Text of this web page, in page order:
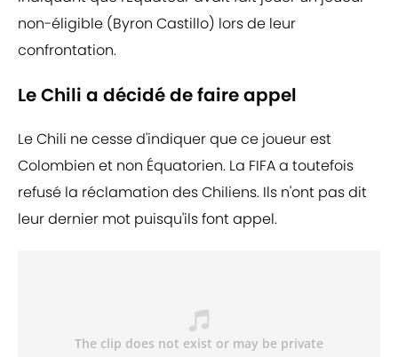
non-éligible (Byron Castillo) lors de leur
confrontation.
Le Chili a décidé de faire appel
Le Chili ne cesse d'indiquer que ce joueur est
Colombien et non Équatorien. La FIFA a toutefois
refusé la réclamation des Chiliens. Ils n'ont pas dit
leur dernier mot puisqu'ils font appel.